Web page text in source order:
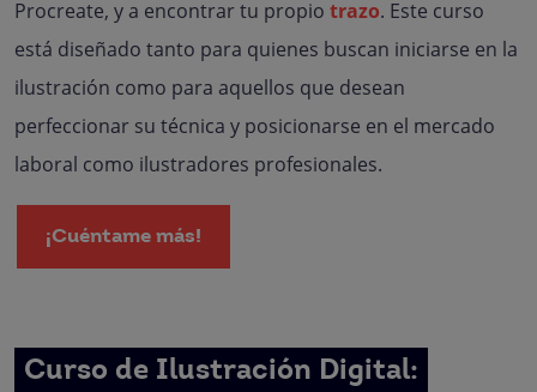
Procreate, y a encontrar tu propio trazo. Este curso
está diseñado tanto para quienes buscan iniciarse en la
ilustración como para aquellos que desean
perfeccionar su técnica y posicionarse en el mercado
laboral como ilustradores profesionales.
¡Cuéntame más!
Curso de Ilustración Digital: